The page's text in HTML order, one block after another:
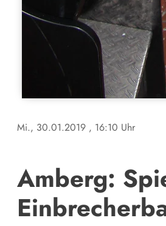
Mi., 30.01.2019 , 16:10 Uhr
Amberg: